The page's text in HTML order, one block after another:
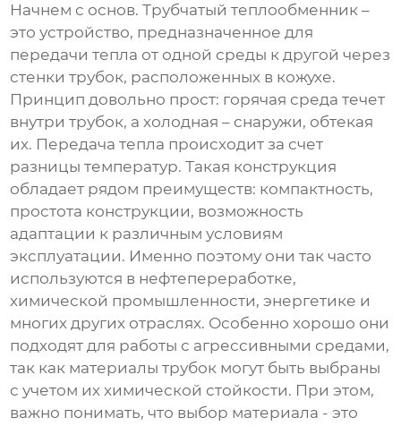
Начнем с основ.Трубчатый теплообменник –
это устройство, предназначенное для
передачи тепла от одной среды к другой через
стенки трубок, расположенных в кожухе.
Принцип довольно прост: горячая среда течет
внутри трубок, а холодная – снаружи, обтекая
их. Передача тепла происходит за счет
разницы температур. Такая конструкция
обладает рядом преимуществ: компактность,
простота конструкции, возможность
адаптации к различным условиям
эксплуатации. Именно поэтому они так часто
используются в нефтепереработке,
химической промышленности, энергетике и
многих других отраслях. Особенно хорошо они
подходят для работы с агрессивными средами,
так как материалы трубок могут быть выбраны
с учетом их химической стойкости. При этом,
важно понимать, что выбор материала - это